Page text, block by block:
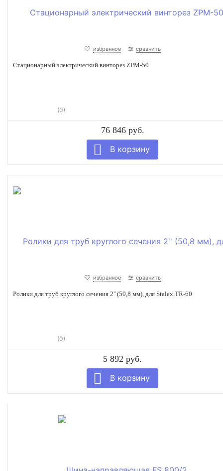
избранное сравнить
Стационарный электрический винторез ZPM-50
(0)
76 846 руб.
избранное сравнить
Ролики для труб круглого сечения 2'' (50,8 мм), для Stalex TR-60
(0)
5 892 руб.